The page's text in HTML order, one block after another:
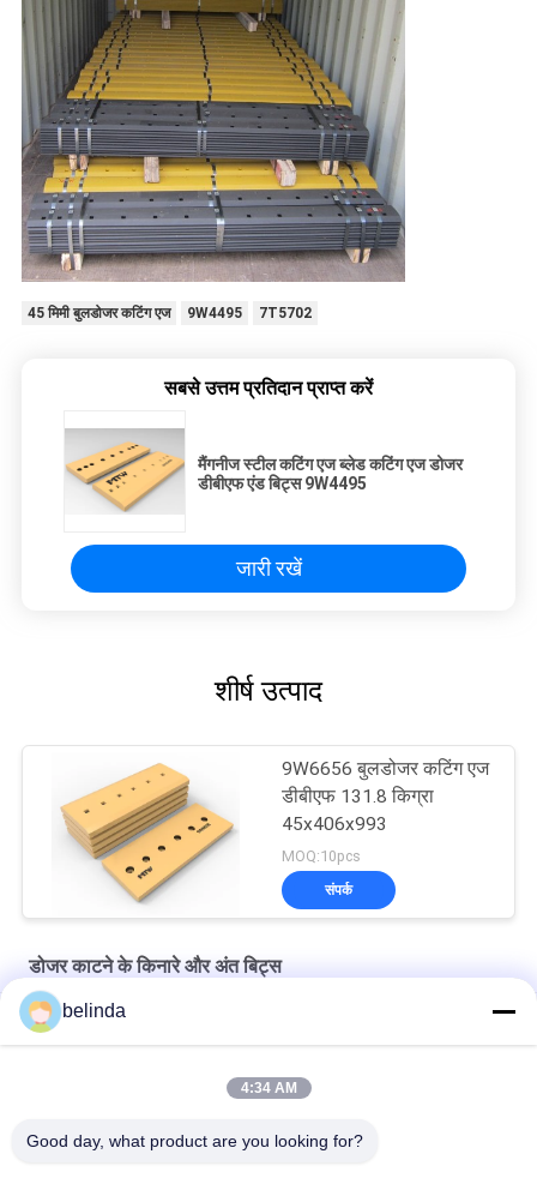
45 मिमी बुलडोजर कटिंग एज 9W4495 7T5702
सबसे उत्तम प्रतिदान प्राप्त करें
मैंगनीज स्टील कटिंग एज ब्लेड कटिंग एज डोजर
डीबीएफ एंड बिट्स 9W4495
जारी रखें
शीर्ष उत्पाद
9W6656 बुलडोजर कटिंग एज
डीबीएफ 131.8 किग्रा
45x406x993
MOQ:10pcs
संपर्क
डोजर काटने के किनारे और अंत बिट्स
बोरॉन स्टील बुलडोजर कटिंग एज 60 मिमी 9W4495 हैवी ड्यूटी सेंटर
belinda
4:34 AM
Good day, what product are you looking for?